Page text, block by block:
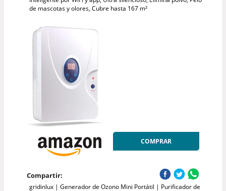
de mascotas y olores, Cubre hasta 167 m²
COMPRAR
Compartir:
gridinlux | Generador de Ozono Mini Portátil | Purificador de